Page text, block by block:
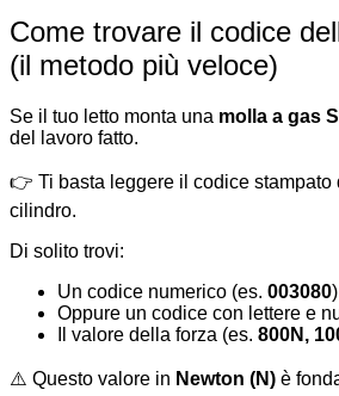
Come trovare il codice
(il metodo più veloce)
Se il tuo letto monta una molla a gas
del lavoro fatto.
👉 Ti basta leggere il codice stampato
cilindro.
Di solito trovi:
Un codice numerico (es. 003080)
Oppure un codice con lettere e
Il valore della forza (es. 800N,
⚠️ Questo valore in Newton (N) è